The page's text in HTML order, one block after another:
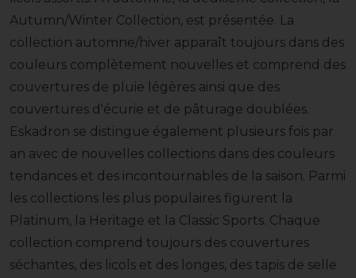
Autumn/Winter Collection, est présentée. La
collection automne/hiver apparaît toujours dans des
couleurs complètement nouvelles et comprend des
couvertures de pluie légères ainsi que des
couvertures d'écurie et de pâturage doublées.
Eskadron se distingue également plusieurs fois par
an avec de nouvelles collections dans des couleurs
tendances et des incontournables de la saison. Parmi
les collections les plus populaires figurent la
Platinum, la Heritage et la Classic Sports. Chaque
collection comprend toujours des couvertures
séchantes, des licols et des longes, des tapis de selle